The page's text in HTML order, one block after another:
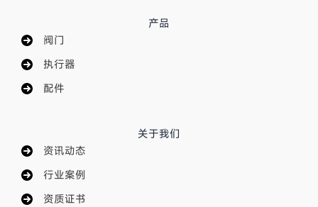
产品
阀门
执行器
配件
关于我们
资讯动态
行业案例
资质证书